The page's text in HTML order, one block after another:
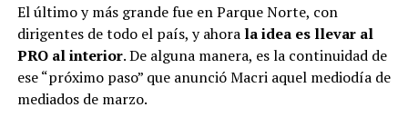
El último y más grande fue en Parque Norte, con
dirigentes de todo el país, y ahorala idea es llevar al
PRO al interior. De alguna manera, es la continuidad de
ese “próximo paso” que anunció Macri aquel mediodía de
mediados de marzo.